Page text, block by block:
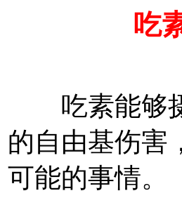
吃
吃素能够摄
的自由基伤害
可能的事情。